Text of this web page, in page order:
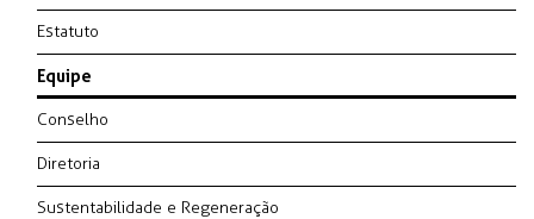
Estatuto
Equipe
Conselho
Diretoria
Sustentabilidade e Regeneração